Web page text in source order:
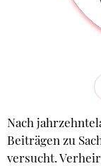
Nach
Beiträgen zu
versucht.